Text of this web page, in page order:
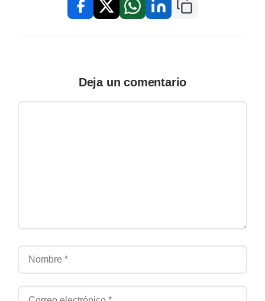
FacebookX / TwitterWhatsAppLinkedInCopiar enlace
Deja un comentario
Nombre